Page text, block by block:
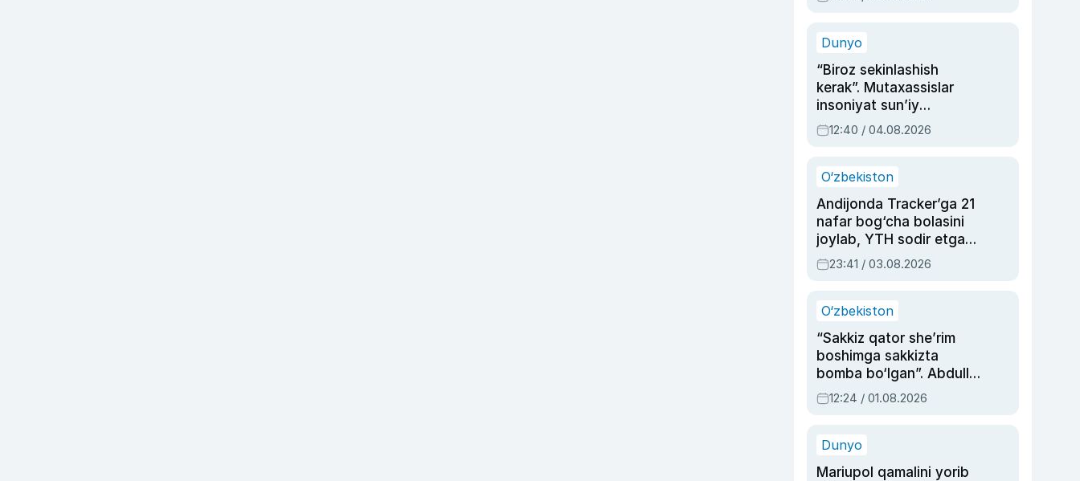
Ahmedovaning
Dunyo
“Biroz sekinlashish
kerak”. Mutaxassislar
insoniyat sun’iy
intellektni boshqara
olmay qolishidan xavotir
12:40 / 04.08.2026
O‘zbekiston
Andijonda Tracker’ga 21
nafar bog‘cha bolasini
joylab, YTH sodir etgan
ayolga sud hukmi o‘qildi
23:41 / 03.08.2026
O‘zbekiston
“Sakkiz qator she’rim
boshimga sakkizta
bomba bo‘lgan”. Abdulla
Oripovni siyosiy
ayblovlardan asrab
12:24 / 01.08.2026
Dunyo
Mariupol qamalini yorib